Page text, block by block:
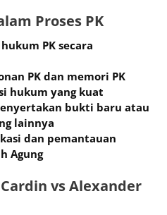
Proses PK
PK secara
PK dan memori PK
hukum yang kuat
bukti baru atau
lainnya
dan pemantauan
Agung
vs Alexander